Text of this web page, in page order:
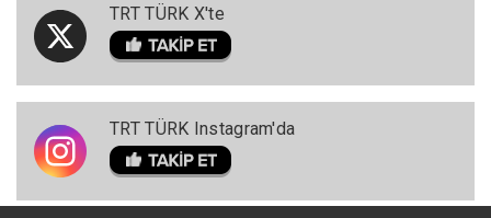
TRT TÜRK X'te
TRT TÜRK Instagram'da